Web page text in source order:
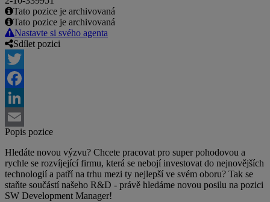
Tato pozice je archivovaná
Tato pozice je archivovaná
Nastavte si svého agenta
Sdílet pozici
Twitter
Facebook
LinkedIn
Email
Popis pozice
Hledáte novou výzvu? Chcete pracovat pro super pohodovou a
rychle se rozvíjející firmu, která se nebojí investovat do nejnovějších
technologií a patří na trhu mezi ty nejlepší ve svém oboru? Tak se
staňte součástí našeho R&D - právě hledáme novou posilu na pozici
SW Development Manager!